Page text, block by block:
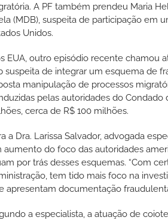
A PF também prendeu Maria
(MDB), suspeita de participação em
Unidos.
EUA, outro episódio recente chamou
suspeita de integrar um esquema de
manipulação de processos
pelas autoridades do
cerca de R$ 100 milhões.
a Dra. Larissa Salvador, advogada
aumento do foco das autoridades
por trás desses esquemas. “Com
tem tido mais foco na
apresentam documentação
a especialista, a atuação de